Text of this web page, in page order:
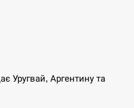
Уругвай, Аргентину та